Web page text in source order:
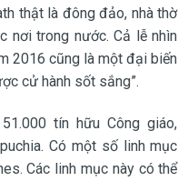
thật là đông đảo, nhà thờ
nơi trong nước. Cả lễ nhìn
2016 cũng là một đại biến
cử hành sốt sắng”.
tín hữu Công giáo,
Có một số linh mục
Các linh mục này có thể